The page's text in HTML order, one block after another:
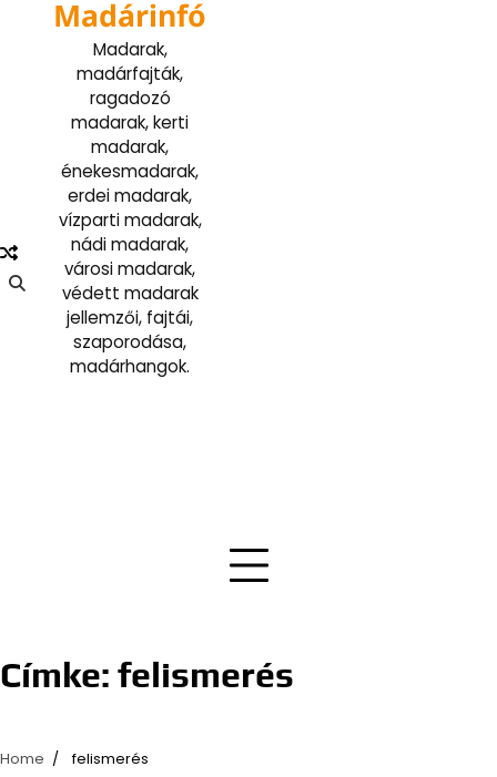
Madárinfó
Madarak,
madárfajták,
ragadozó
madarak, kerti
madarak,
énekesmadarak,
erdei madarak,
vízparti madarak,
nádi madarak,
városi madarak,
védett madarak
jellemzői, fajtái,
szaporodása,
madárhangok.
Címke: felismerés
Home felismerés